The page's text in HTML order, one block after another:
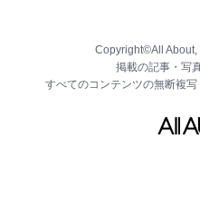
Copyright©All About,
掲載の記事・写
すべてのコンテンツの無断複写